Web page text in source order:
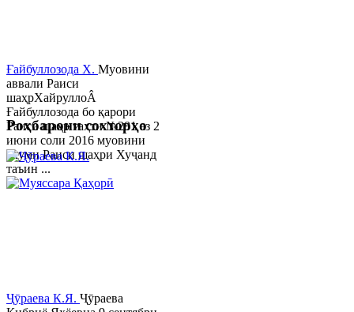
Ғайбуллозода Х. Муовини
аввали Раиси
шаҳрХайруллоÂ
Ғайбуллозода бо қарори
Раиси шаҳр таҳти №281 аз 2
июни соли 2016 муовини
якуми Раиси шаҳри Хуҷанд
таъин ...
Роҳбарони сохторҳо
Ҷӯраева К.Я. Ҷӯраева